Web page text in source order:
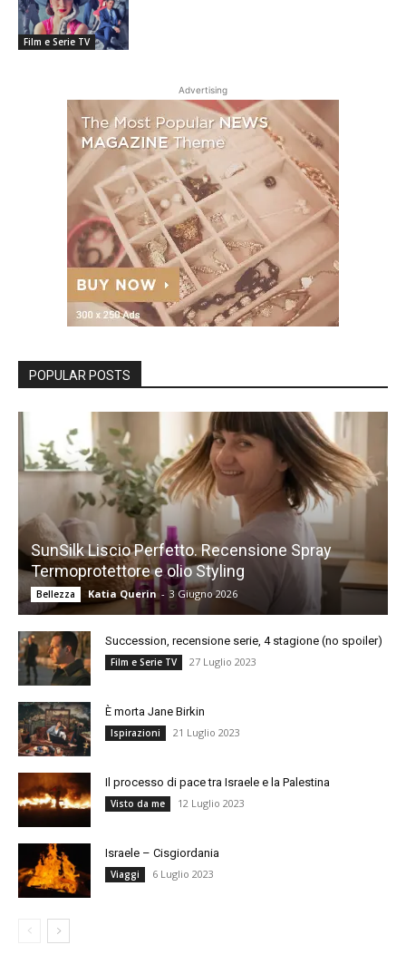
Film e Serie TV
Advertising
POPULAR POSTS
SunSilk Liscio Perfetto. Recensione Spray
Termoprotettore e olio Styling
Bellezza Katia Querin - 3 Giugno 2026
Succession, recensione serie, 4 stagione (no spoiler)
Film e Serie TV 27 Luglio 2023
È morta Jane Birkin
Ispirazioni 21 Luglio 2023
Il processo di pace tra Israele e la Palestina
Visto da me 12 Luglio 2023
Israele – Cisgiordania
Viaggi 6 Luglio 2023